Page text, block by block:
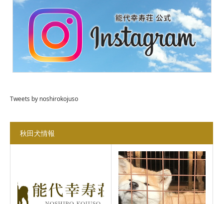
Tweets by noshirokojuso
秋田犬情報